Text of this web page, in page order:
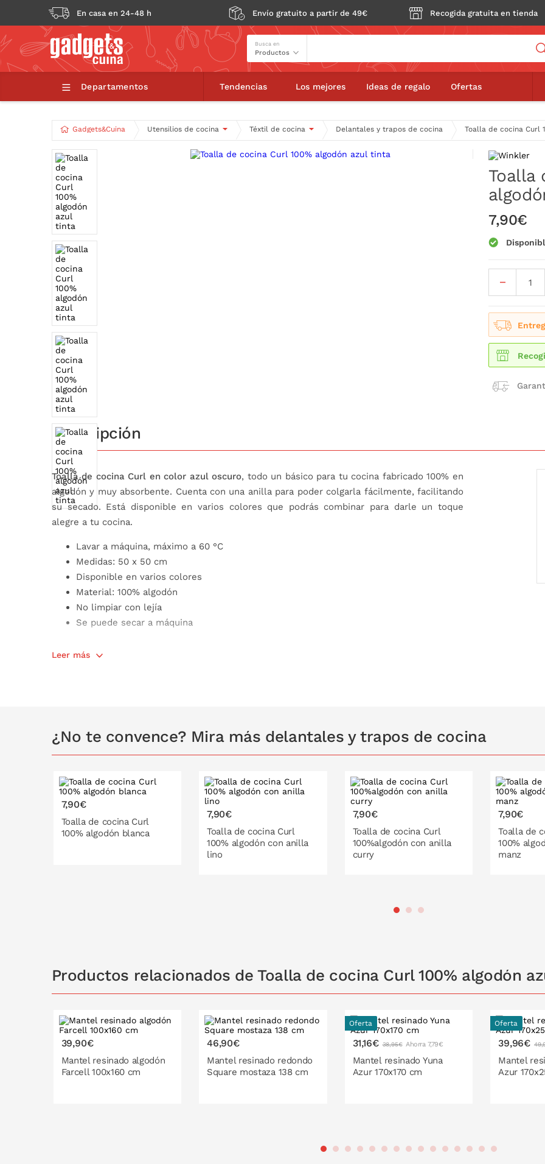
En casa en 24-48 h Envío gratuito a partir de 49€ Recogida gratuita en tienda
Busca en
Departamentos Tendencias Los mejores Ideas de regalo Ofertas
Gadgets&Cuina Utensilios de cocina Téxtil de cocina Delantales y trapos de cocina Toalla de cocina Curl
Toalla de cocina Curl 100% algodón azul tinta
Toalla
7,90€
Descripción
Toalla de cocina Curl en color azul oscuro, todo un básico para tu cocina fabricado 100% en
algodón y muy absorbente. Cuenta con una anilla para poder colgarla fácilmente, facilitando
su secado. Está disponible en varios colores que podrás combinar para darle un toque
alegre a tu cocina.
Lavar a máquina, máximo a 60 °C
Medidas: 50 x 50 cm
Disponible en varios colores
Material: 100% algodón
No limpiar con lejía
Se puede secar a máquina
Leer más
¿No te convence? Mira más delantales y trapos de cocina
7,90€
Toalla de cocina Curl
100% algodón blanca
7,90€
Toalla de cocina Curl
100% algodón con anilla
lino
7,90€
Toalla de cocina Curl
100%algodón con anilla
curry
7,90€
Toalla de
100%
manz
Productos relacionados de Toalla de cocina Curl 100% algodón
39,90€
Mantel resinado algodón
Farcell 100x160 cm
46,90€
Mantel resinado redondo
Square mostaza 138 cm
Oferta
31,16€ 38,95€ Ahorra 7,79€
Mantel resinado Yuna
Azur 170x170 cm
PONLO EN LA CESTA
Oferta
39,96€
Mantel
Azur